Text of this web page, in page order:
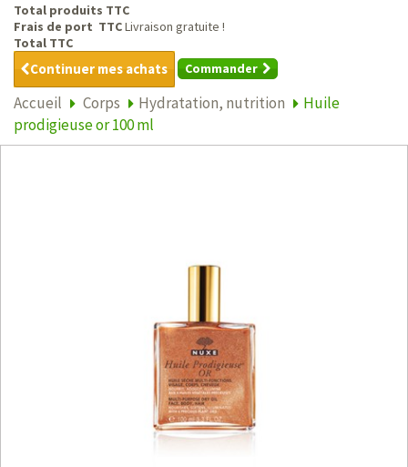
Total produits TTC
Frais de port TTCLivraison gratuite !
Total TTC
Continuer mes achats Commander
Accueil Corps Hydratation, nutrition
Huile
prodigieuse or 100 ml